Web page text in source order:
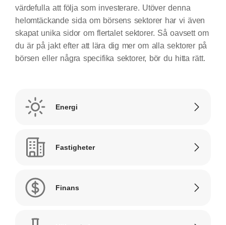
värdefulla att följa som investerare. Utöver denna
helomtäckande sida om börsens sektorer har vi även
skapat unika sidor om flertalet sektorer. Så oavsett om
du är på jakt efter att lära dig mer om alla sektorer på
börsen eller några specifika sektorer, bör du hitta rätt.
Energi
Fastigheter
Finans